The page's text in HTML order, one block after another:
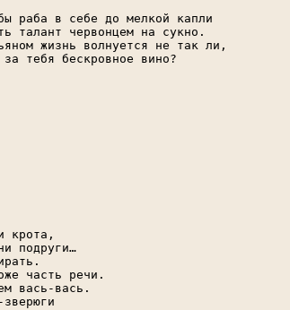
раба в себе до мелкой капли
талант червонцем на сукно.
жизнь волнуется не так ли,
тебя бескровное вино?
крота,
подруги…
часть речи.
вась-вась.